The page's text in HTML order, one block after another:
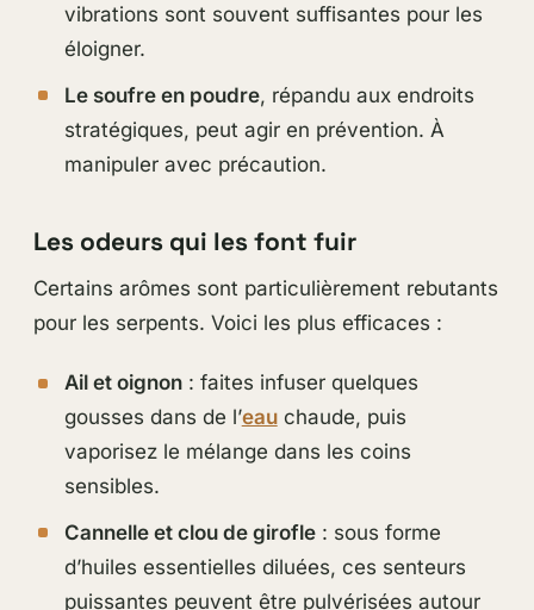
vibrations sont souvent suffisantes pour les
éloigner.
Le soufre en poudre, répandu aux endroits
stratégiques, peut agir en prévention. À
manipuler avec précaution.
Les odeurs qui les font fuir
Certains arômes sont particulièrement rebutants
pour les serpents. Voici les plus efficaces :
Ail et oignon: faites infuser quelques
gousses dans de l’eauchaude, puis
vaporisez le mélange dans les coins
sensibles.
Cannelle et clou de girofle: sous forme
d’huiles essentielles diluées, ces senteurs
puissantes peuvent être pulvérisées autour